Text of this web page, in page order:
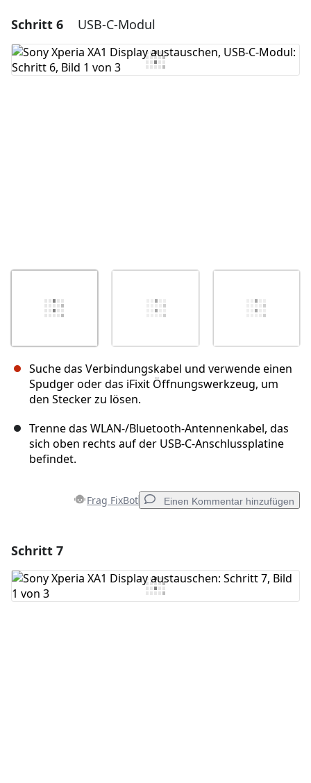
Einen Kommentar hinzufügen
Kommentar hinzufügen
Schritt 6 USB-C-Modul
Suche das Verbindungskabel und verwende einen
Spudger oder das iFixit Öffnungswerkzeug, um
den Stecker zu lösen.
Trenne das WLAN-/Bluetooth-Antennenkabel, das
sich oben rechts auf der USB-C-Anschlussplatine
befindet.
Frag FixBot Einen Kommentar hinzufügen
Kommentar hinzufügen
Schritt 7